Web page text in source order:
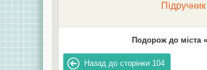
Подорож до міста
Назад до сторінки 104